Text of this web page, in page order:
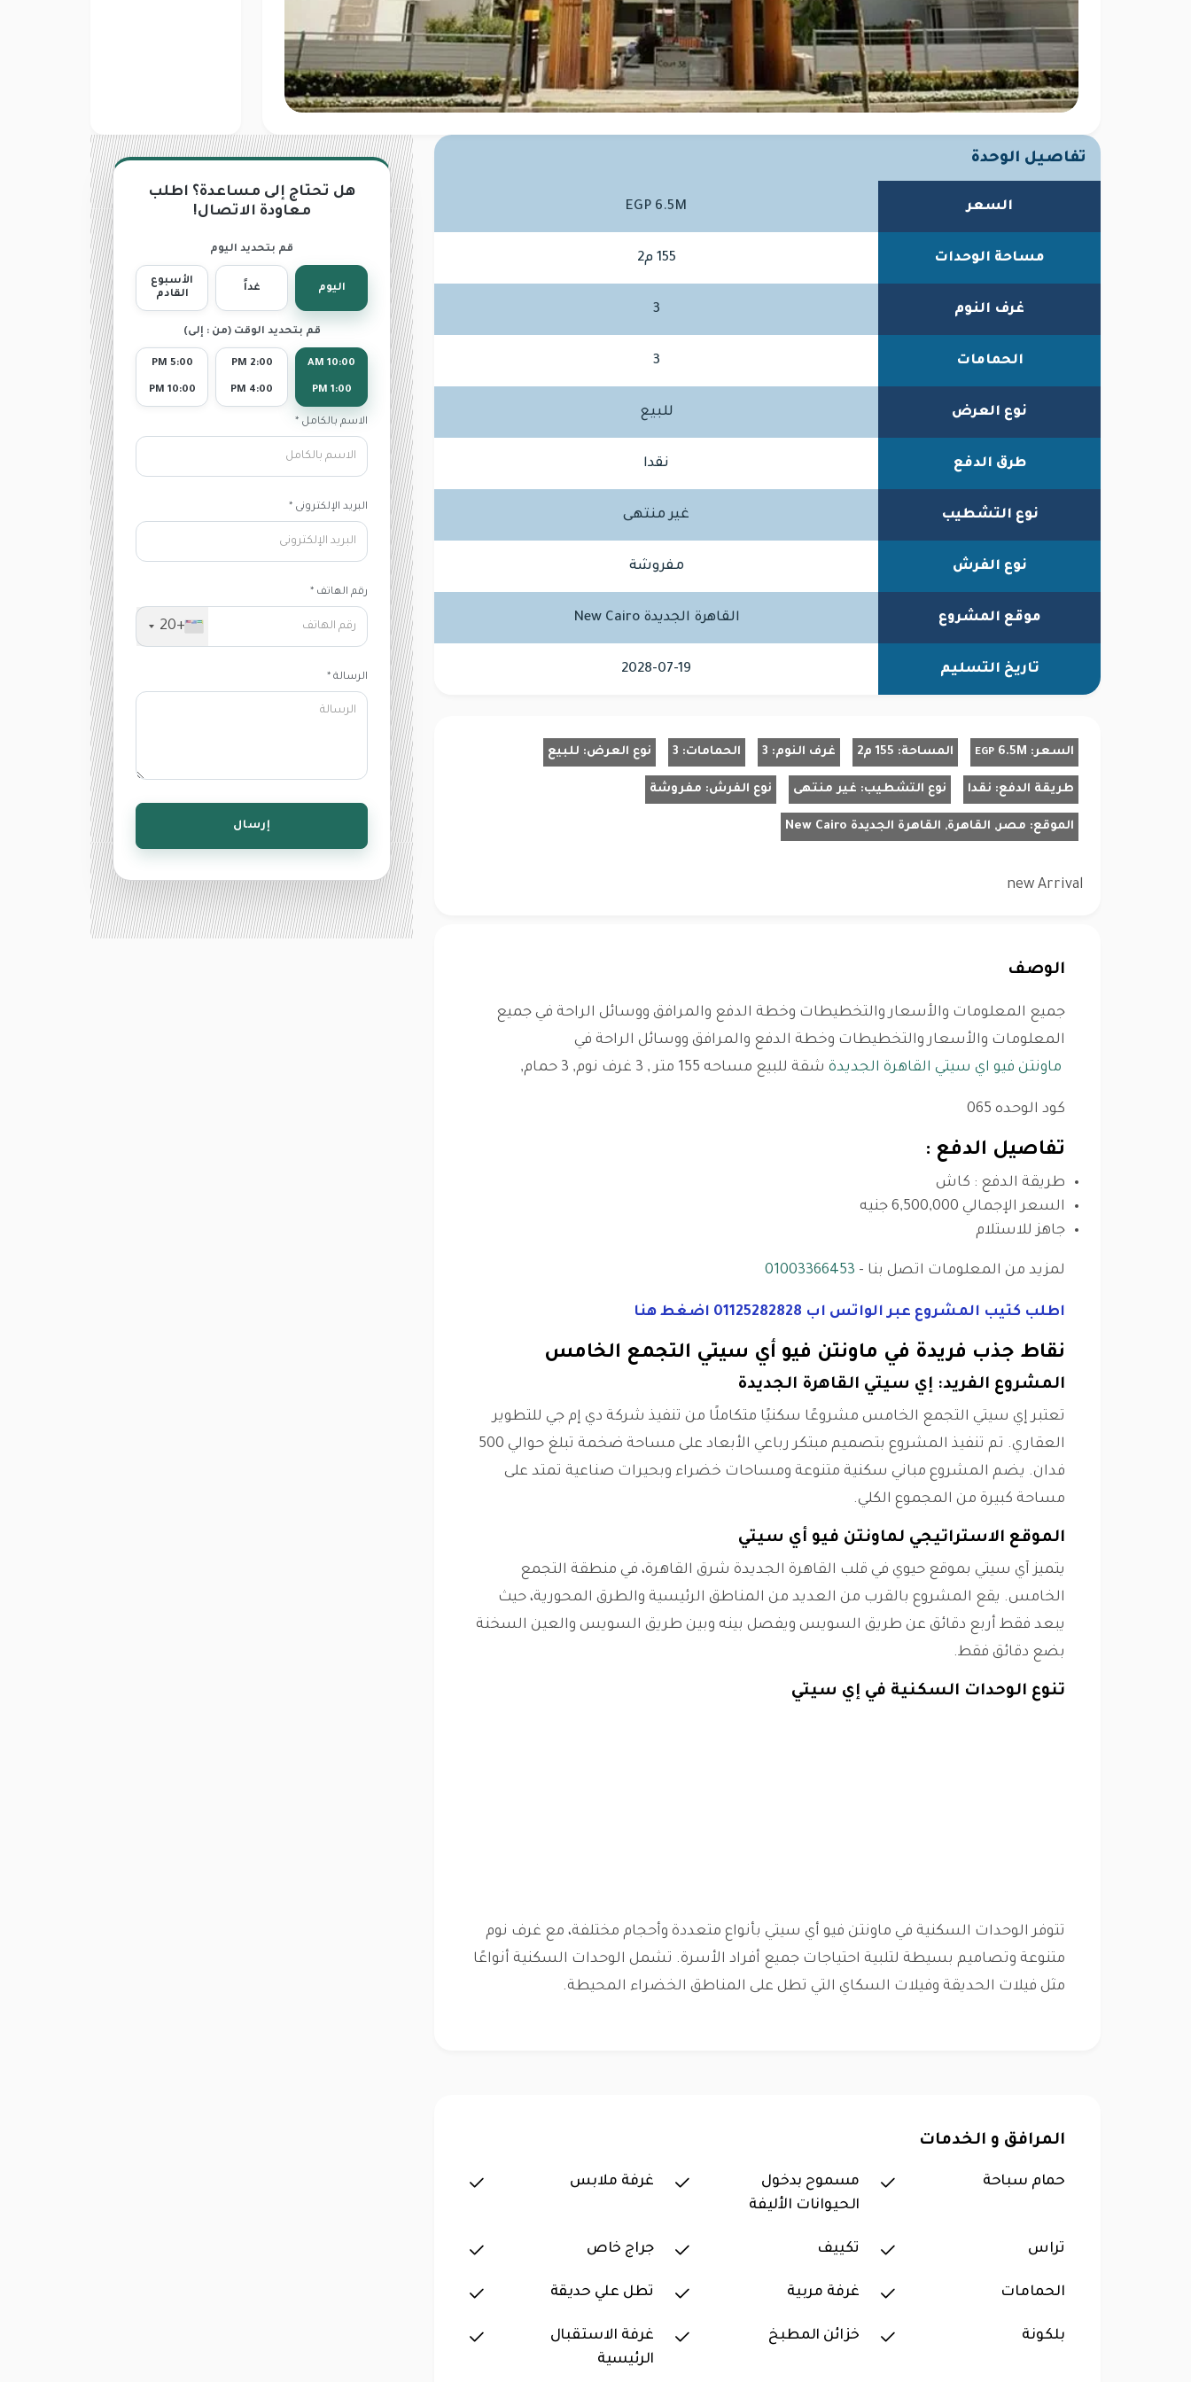
تفاصيل الوحدة
السعر EGP 6.5M
مساحة الوحدات 155 م2
غرف النوم 3
الحمامات 3
نوع العرض للبيع
طرق الدفع نقدا
نوع التشطيب غير منتهى
نوع الفرش مفروشة
موقع المشروع القاهرة الجديدة New Cairo
تاريخ التسليم 2028-07-19
السعر: 6.5M
EGP المساحة: 155 م2 غرف النوم: 3 الحمامات: 3 نوع العرض: للبيع
طريقة الدفع: نقدا نوع التشطيب: غير منتهى نوع الفرش: مفروشة
الموقع: مصر, القاهرة, القاهرة الجديدة New Cairo
new Arrival
الوصف
جميع المعلومات والأسعار والتخطيطات وخطة الدفع والمرافق ووسائل الراحة في جميع
المعلومات والأسعار والتخطيطات وخطة الدفع والمرافق ووسائل الراحة في
ماونتن فيو اي سيتي القاهرة الجديدة شقة للبيع مساحه 155 متر , 3 غرف نوم, 3 حمام,
كود الوحده 065
تفاصيل الدفع :
طريقة الدفع : كاش
السعر الإجمالي 6,500,000 جنيه
جاهز للاستلام
لمزيد من المعلومات اتصل بنا - 01003366453
اطلب كتيب المشروع عبر الواتس اب 01125282828 اضغط هنا
نقاط جذب فريدة في ماونتن فيو أي سيتي التجمع الخامس
المشروع الفريد: إي سيتي القاهرة الجديدة
تعتبر إي سيتي التجمع الخامس مشروعًا سكنيًا متكاملًا من تنفيذ شركة دي إم جي للتطوير
العقاري. تم تنفيذ المشروع بتصميم مبتكر رباعي الأبعاد على مساحة ضخمة تبلغ حوالي 500
فدان. يضم المشروع مباني سكنية متنوعة ومساحات خضراء وبحيرات صناعية تمتد على
مساحة كبيرة من المجموع الكلي.
الموقع الاستراتيجي لماونتن فيو أي سيتي
يتميز آي سيتي بموقع حيوي في قلب القاهرة الجديدة شرق القاهرة، في منطقة التجمع
الخامس. يقع المشروع بالقرب من العديد من المناطق الرئيسية والطرق المحورية، حيث
يبعد فقط أربع دقائق عن طريق السويس ويفصل بينه وبين طريق السويس والعين السخنة
بضع دقائق فقط.
تنوع الوحدات السكنية في إي سيتي
تتوفر الوحدات السكنية في ماونتن فيو أي سيتي بأنواع متعددة وأحجام مختلفة، مع غرف نوم
متنوعة وتصاميم بسيطة لتلبية احتياجات جميع أفراد الأسرة. تشمل الوحدات السكنية أنواعًا
مثل فيلات الحديقة وفيلات السكاي التي تطل على المناطق الخضراء المحيطة.
المرافق و الخدمات
حمام سباحة
مسموح بدخول
الحيوانات الأليفة
غرفة ملابس
تراس تكييف جراج خاص
الحمامات غرفة مربية تطل علي حديقة
بلكونة خزائن المطبخ
غرفة الاستقبال
الرئيسية
هل تحتاج إلى مساعدة؟ اطلب
معاودة الاتصال!
قم بتحديد اليوم
اليوم غداً
الأسبوع
القادم
قم بتحديد الوقت (من : إلى)
10:00 AM
1:00 PM
2:00 PM
4:00 PM
5:00 PM
10:00 PM
الاسم بالكامل *
البريد الإلكترونى *
رقم الهاتف *
+20
الرسالة *
إرسال